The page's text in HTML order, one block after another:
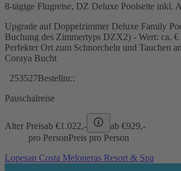
8-tägige Flugreise, DZ Deluxe Poolseite inkl.
Upgrade auf Doppelzimmer Deluxe Family
Buchung des Zimmertyps DZX2) - Wert: ca.
Perfekter Ort zum Schnorcheln und Tauchen
Coraya Bucht
253527Bestellnr.:
Pauschalreise
Alter Preisab €1.022,- ab €929,-
pro PersonPreis pro Person
Lopesan Costa Meloneras Resort & Spa